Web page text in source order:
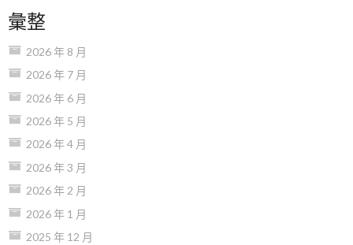
彙整
2026 年 8 月
2026 年 7 月
2026 年 6 月
2026 年 5 月
2026 年 4 月
2026 年 3 月
2026 年 2 月
2026 年 1 月
2025 年 12 月